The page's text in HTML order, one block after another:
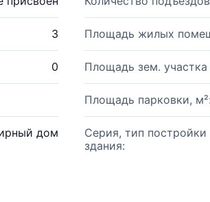
3 Площадь жилых
0 Площадь зем.
Площадь парковки, м²:
дом
Серия, тип постройки
здания: